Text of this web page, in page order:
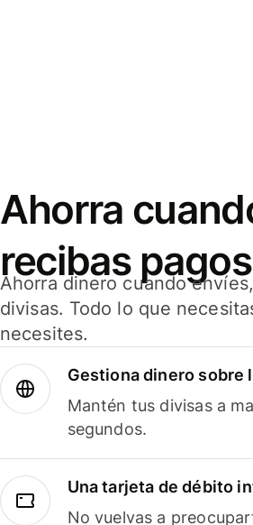
Ahorra
recibas pagos
Ahorra dinero cuando
divisas. Todo lo que
necesites.
Gestiona dinero sobre
Mantén tus divisas a
segundos.
Una tarjeta de débito
No vuelvas a